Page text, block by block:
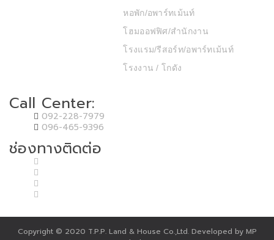
หอพัก/อพาร์ทเม้นท์
โฮมออฟฟิศ/สำนักงาน
โรงแรม/รีสอร์ท/อพาร์ทเม้นท์
โรงงาน / โกดัง
Call Center:
092-228-7979
096-465-9396
ช่องทางติดต่อ
Copyright © 2020 T.P.P. Land & House Co.,Ltd. Developed by MP